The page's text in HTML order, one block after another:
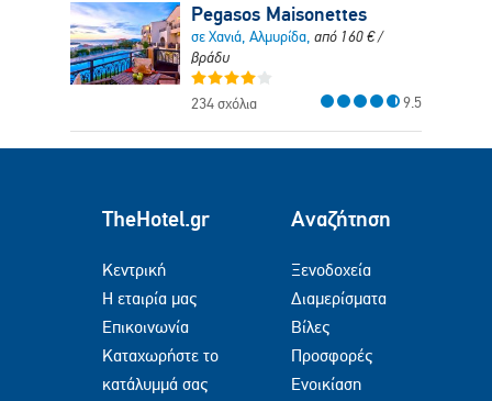
Pegasos Maisonettes
σε Χανιά, Αλμυρίδα, από 160€/
βράδυ
234 σχόλια 9.5
TheHotel.gr
Κεντρική
Η εταιρία μας
Επικοινωνία
Καταχωρήστε το
κατάλυμμά σας
Αναζήτηση
Ξενοδοχεία
Διαμερίσματα
Βίλες
Προσφορές
Ενοικίαση